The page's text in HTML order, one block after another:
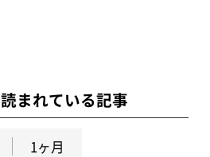
読まれている記事
1ヶ月